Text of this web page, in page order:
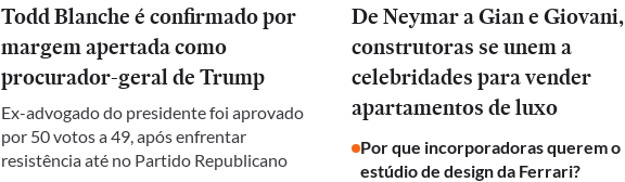
Todd Blanche é confirmado por
margem apertada como
procurador-geral de Trump
Ex-advogado do presidente foi aprovado
por 50 votos a 49, após enfrentar
resistência até no Partido Republicano
De Neymar a Gian e Giovani,
construtoras se unem a
celebridades para vender
apartamentos de luxo
Por que incorporadoras querem o
estúdio de design da Ferrari?